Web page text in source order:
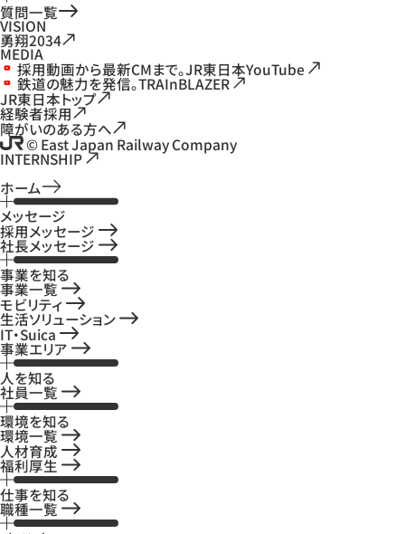
質問一覧
VISION
勇翔2034
MEDIA
採用動画から最新CMまで。JR東日本YouTube
鉄道の魅力を発信。TRAInBLAZER
JR東日本トップ
経験者採用
障がいのある方へ
© East Japan Railway Company
INTERNSHIP
ホーム
メッセージ
採用メッセージ
社長メッセージ
事業を知る
事業一覧
モビリティ
生活ソリューション
IT・Suica
事業エリア
人を知る
社員一覧
環境を知る
環境一覧
人材育成
福利厚生
仕事を知る
職種一覧